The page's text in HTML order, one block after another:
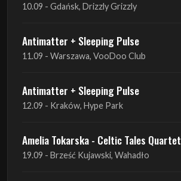
10.09 - Gdańsk, Drizzly Grizzly
Antimatter + Sleeping Pulse
11.09 - Warszawa, VooDoo Club
Antimatter + Sleeping Pulse
12.09 - Kraków, Hype Park
Amelia Tokarska - Celtic Tales Quartet
19.09 - Brześć Kujawski, Wahadło